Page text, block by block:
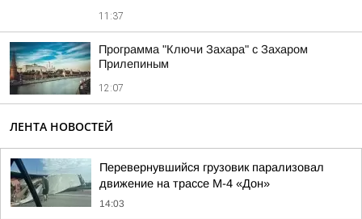
11:37
Программа "Ключи Захара" с Захаром
Прилепиным
12:07
ЛЕНТА НОВОСТЕЙ
Перевернувшийся грузовик парализовал
движение на трассе М-4 «Дон»
14:03